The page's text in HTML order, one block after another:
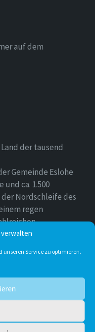
unseren Service zu optimieren.
auf dem
der tausend
Gemeinde Eslohe
ca. 1.500
Nordschleife des
regen
für sein